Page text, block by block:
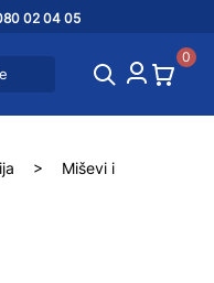
02 04 05
0
>
Miševi i